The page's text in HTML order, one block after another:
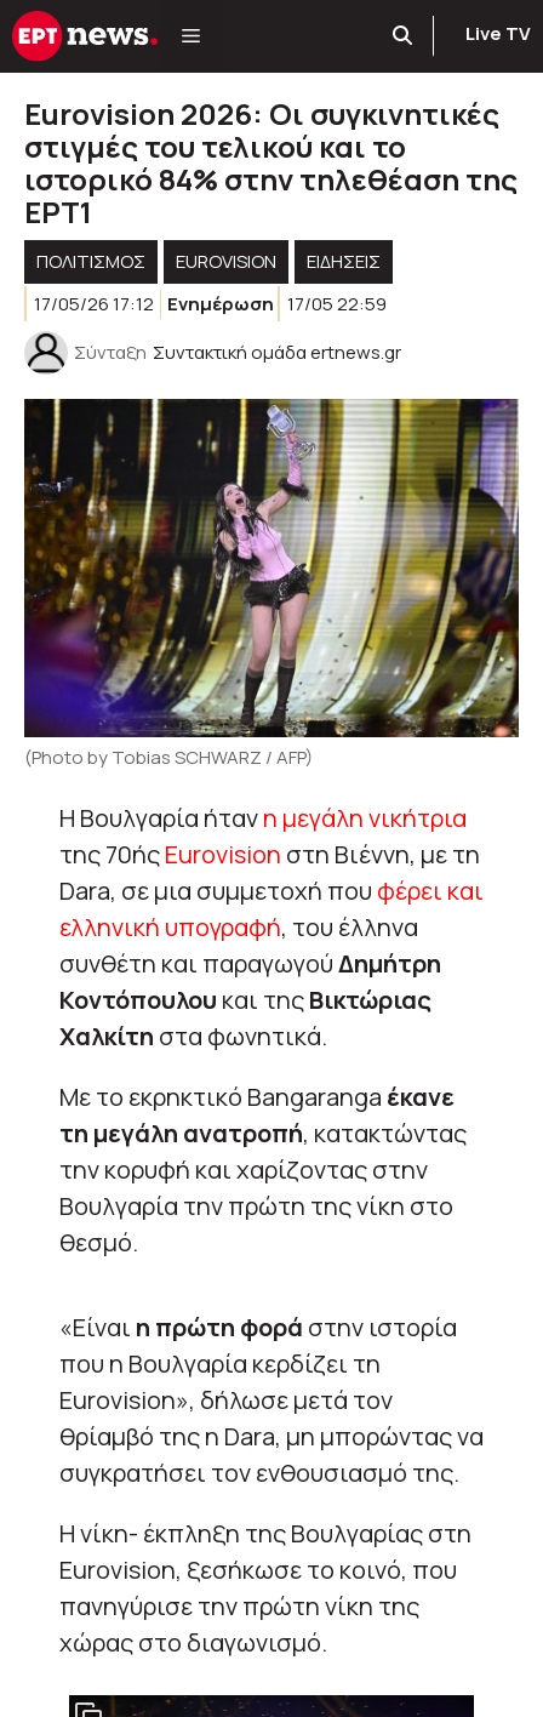
Μετάβαση
σε
Live TV
Eurovision 2026: Οι συγκινητικές
στιγμές του τελικού και το
ιστορικό 84% στην τηλεθέαση της
ΕΡΤ1
ΠΟΛΙΤΙΣΜΟΣ EUROVISION
ΕΙΔΗΣΕΙΣ
17/05/26 17:12
Ενημέρωση 17/05 22:59
Σύνταξη Συντακτική ομάδα ertnews.gr
(Photo by Tobias SCHWARZ / AFP)
Η Βουλγαρία ήτανη μεγάλη νικήτρια
της 70ήςEurovision στη Βιέννη, με τη
Dara, σε μια συμμετοχή που φέρει και
ελληνική υπογραφή, του έλληνα
συνθέτη και παραγωγούΔημήτρη
Κοντόπουλου και τηςΒικτώριας
Χαλκίτη στα φωνητικά.
Με το εκρηκτικό Bangaranga έκανε
τη μεγάλη ανατροπή, κατακτώντας
την κορυφή και χαρίζοντας στην
Βουλγαρία την πρώτη της νίκη στο
θεσμό.
«Είναι η πρώτη φορά στην ιστορία
που η Βουλγαρία κερδίζει τη
Eurovision», δήλωσε μετά τον
θρίαμβό της η Dara, μη μπορώντας να
συγκρατήσει τον ενθουσιασμό της.
Η νίκη- έκπληξη της Βουλγαρίας στη
Eurovision, ξεσήκωσε το κοινό, που
πανηγύρισε την πρώτη νίκη της
χώρας στο διαγωνισμό.